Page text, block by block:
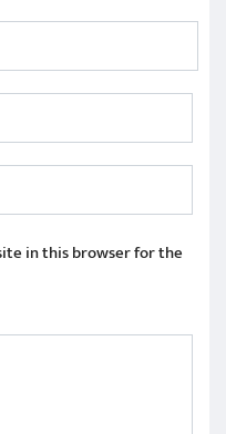
in this browser for the